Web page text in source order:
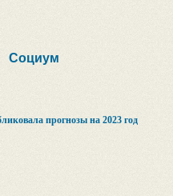
Социум
прогнозы на 2023 год